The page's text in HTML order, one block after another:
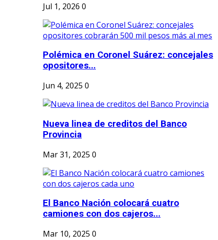
Jul 1, 2026 0
Polémica en Coronel Suárez: concejales
opositores...
Jun 4, 2025 0
Nueva linea de creditos del Banco
Provincia
Mar 31, 2025 0
El Banco Nación colocará cuatro
camiones con dos cajeros...
Mar 10, 2025 0